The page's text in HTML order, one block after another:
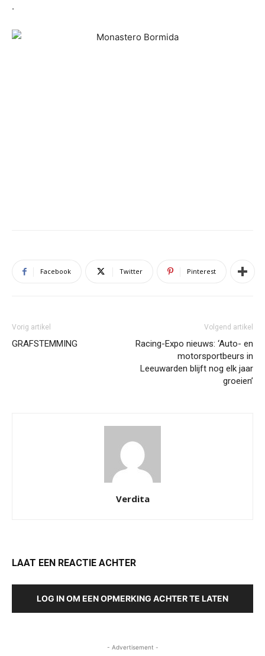
.
Facebook Twitter Pinterest
Vorig artikel
GRAFSTEMMING
Volgend artikel
Racing-Expo nieuws: ‘Auto- en
motorsportbeurs in
Leeuwarden blijft nog elk jaar
groeien’
Verdita
LAAT EEN REACTIE ACHTER
LOG IN OM EEN OPMERKING ACHTER TE LATEN
- Advertisement -